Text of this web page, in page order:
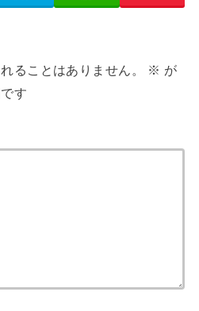
ることはありません。 ※ が
す